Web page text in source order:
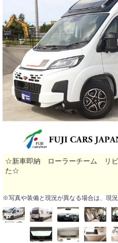
☆新車即納 ローラーチーム リ
た☆
※写真や装備と現況が異なる場合は、現況